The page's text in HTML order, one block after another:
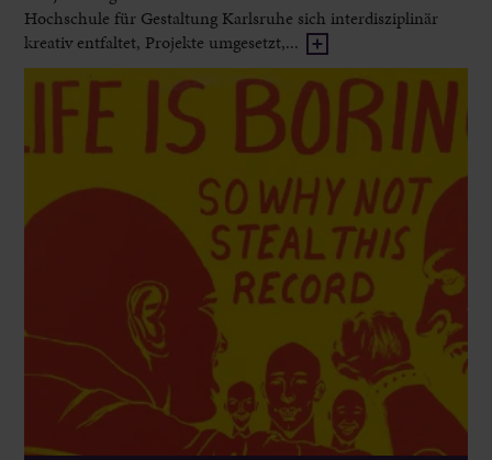
Hochschule für Gestaltung Karlsruhe sich interdisziplinär
kreativ entfaltet, Projekte umgesetzt,...